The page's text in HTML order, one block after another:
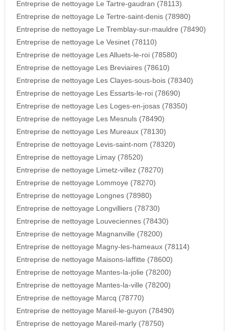
Entreprise de nettoyage Le Tartre-gaudran (78113)
Entreprise de nettoyage Le Tertre-saint-denis (78980)
Entreprise de nettoyage Le Tremblay-sur-mauldre (78490)
Entreprise de nettoyage Le Vesinet (78110)
Entreprise de nettoyage Les Alluets-le-roi (78580)
Entreprise de nettoyage Les Breviaires (78610)
Entreprise de nettoyage Les Clayes-sous-bois (78340)
Entreprise de nettoyage Les Essarts-le-roi (78690)
Entreprise de nettoyage Les Loges-en-josas (78350)
Entreprise de nettoyage Les Mesnuls (78490)
Entreprise de nettoyage Les Mureaux (78130)
Entreprise de nettoyage Levis-saint-nom (78320)
Entreprise de nettoyage Limay (78520)
Entreprise de nettoyage Limetz-villez (78270)
Entreprise de nettoyage Lommoye (78270)
Entreprise de nettoyage Longnes (78980)
Entreprise de nettoyage Longvilliers (78730)
Entreprise de nettoyage Louveciennes (78430)
Entreprise de nettoyage Magnanville (78200)
Entreprise de nettoyage Magny-les-hameaux (78114)
Entreprise de nettoyage Maisons-laffitte (78600)
Entreprise de nettoyage Mantes-la-jolie (78200)
Entreprise de nettoyage Mantes-la-ville (78200)
Entreprise de nettoyage Marcq (78770)
Entreprise de nettoyage Mareil-le-guyon (78490)
Entreprise de nettoyage Mareil-marly (78750)